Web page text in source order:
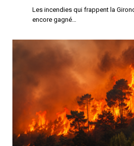
Les incendies qui frappent la
encore gagné…